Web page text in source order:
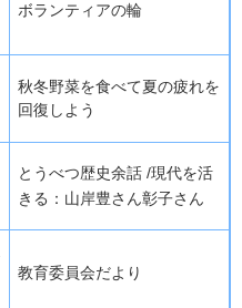
ボランティアの輪
秋冬野菜を食べて夏の疲れを
回復しよう
とうべつ歴史余話 /現代を活
きる：山岸豊さん彰子さん
教育委員会だより